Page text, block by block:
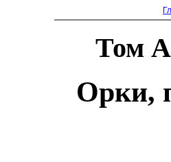
Том
Орки,